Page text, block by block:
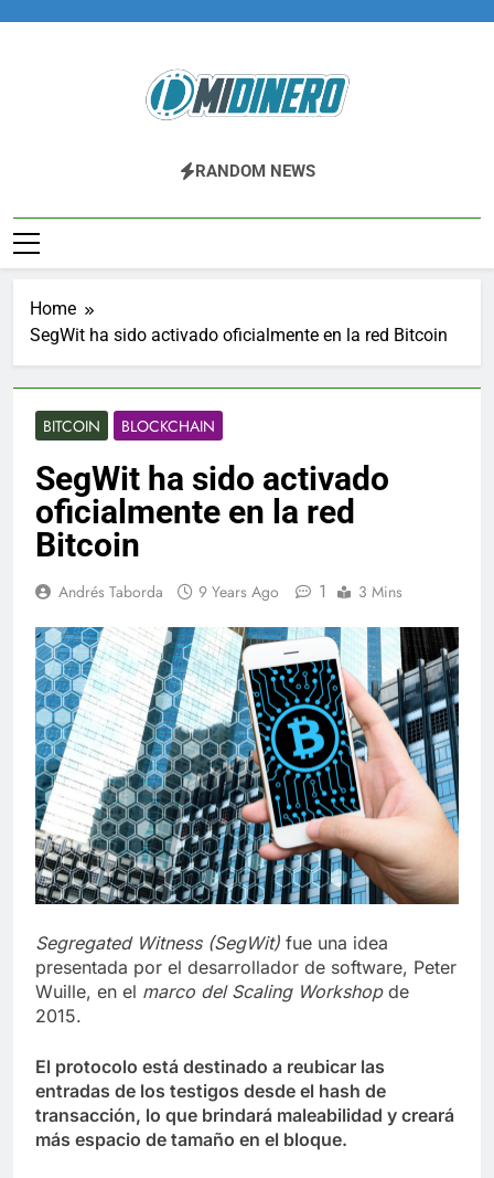
Midinero.co
Fintech, Criptomonedas
RANDOM NEWS
Home
SegWit ha sido activado oficialmente en la red Bitcoin
BITCOIN BLOCKCHAIN
SegWit ha sido activado
oficialmente en la red
Bitcoin
Andrés Taborda 9 Years Ago 1 3 Mins
Segregated Witness (SegWit) fue una idea
presentada por el desarrollador de software, Peter
Wuille, en el marco del Scaling Workshopde
2015.
El protocolo está destinado a reubicar las
entradas de los testigos desde el hash de
transacción, lo que brindará maleabilidad y creará
más espacio de tamaño en el bloque.